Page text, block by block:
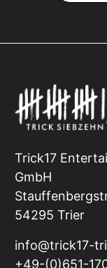
Trick17
GmbH
54295 Trier
info@trick17-
+49-(0)651-